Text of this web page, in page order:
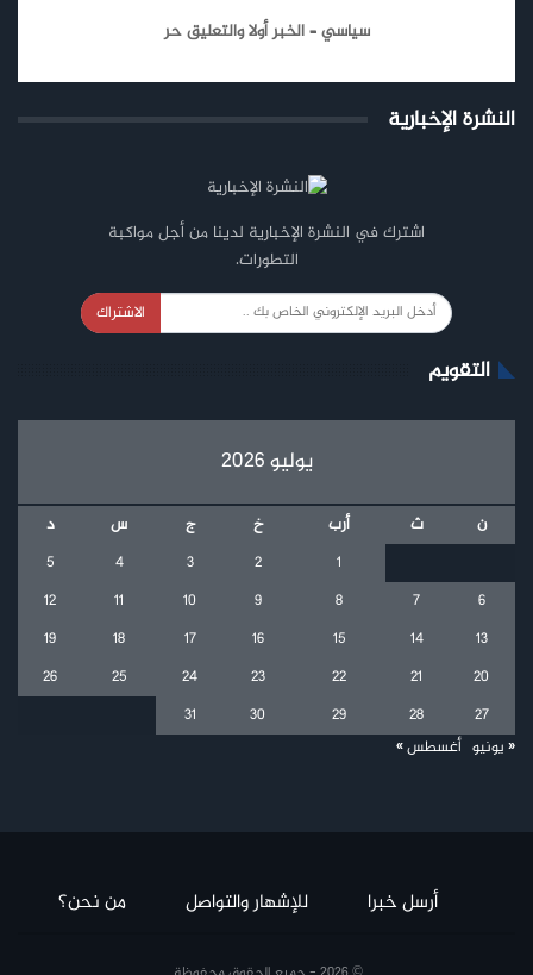
سياسي – الخبر أولا والتعليق حر
النشرة الإخبارية
اشترك في النشرة الإخبارية لدينا من أجل مواكبة
التطورات.
الاشتراك
التقويم
يوليو 2026
ن ث أرب خ ج س
د
1
2
3
4
5
6
7
8
9
10
11
12
13
14
15
16
17
18
19
20
21
22
23
24
25
26
27
28
29
30
31
« يونيو أغسطس »
أرسل خبرا للإشهار والتواصل من نحن؟